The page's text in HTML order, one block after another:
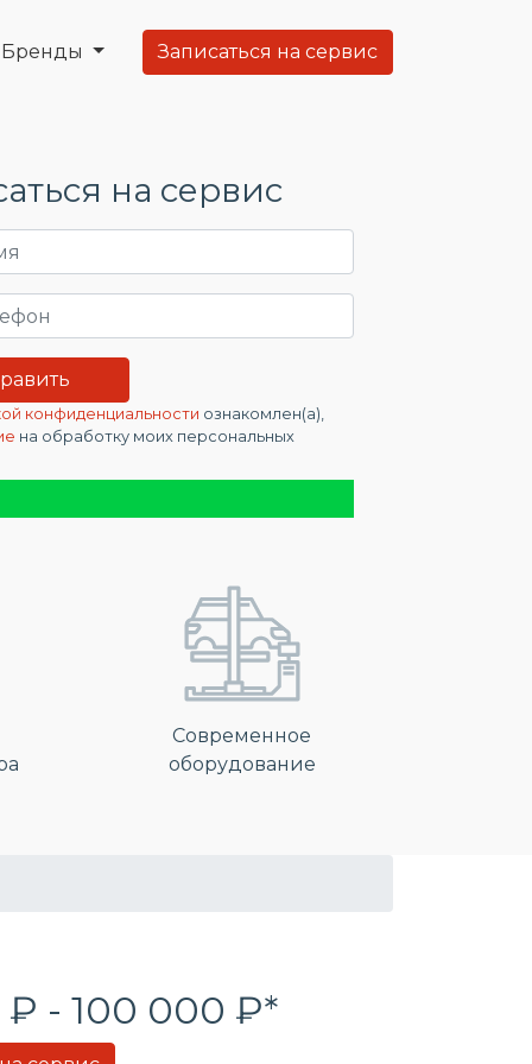
Бренды Записаться на сервис
на сервис
конфиденциальности ознакомлен(а),
на обработку моих персональных
Современное
оборудование
- 100 000 ₽*